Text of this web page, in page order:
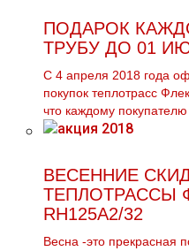
ПОДАРОК
ТРУБУ ДО 01
С 4 апреля 2018 года
покупок тeплoтpaсс
что каждoму покупателю
ВЕСЕННИЕ
ТЕПЛОТРАССЫ
RH125A2/32
Весна -это прекрасная